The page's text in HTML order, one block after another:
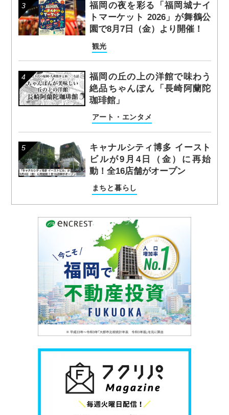
福岡の夜を彩る「福岡城ナイ
トマーケット 2026」が舞鶴公
園で8月7日（金）より開催！
観光
福岡の丘の上の洋館で味わう
絶品ちゃんぽん「長崎阿蘭陀
珈琲館」
アート・エンタメ
キャナルシティ博多 イースト
ビルが9月4日（金）に再始
動！全16店舗がオープン
まちと暮らし